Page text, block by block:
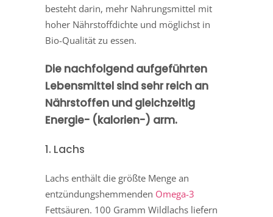
besteht darin, mehr Nahrungsmittel mit
hoher Nährstoffdichte und möglichst in
Bio-Qualität zu essen.
Die nachfolgend aufgeführten
Lebensmittel sind sehr reich an
Nährstoffen und gleichzeitig
Energie- (kalorien-) arm.
1. Lachs
Lachs enthält die größte Menge an
entzündungshemmenden Omega-3
Fettsäuren. 100 Gramm Wildlachs liefern